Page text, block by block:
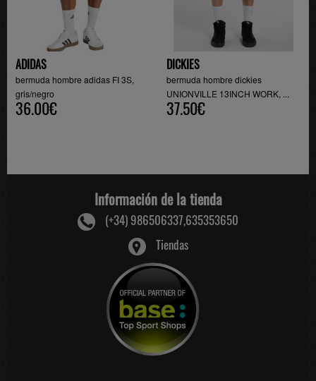
ADIDAS
bermuda hombre adidas FI 3S,
gris/negro
36.00€
DICKIES
bermuda hombre dickies
UNIONVILLE 13INCH WORK, ...
37.50€
Información de la tienda
(+34) 986506337,635353650
Tiendas